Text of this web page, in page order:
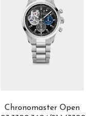
Chronomaster Open